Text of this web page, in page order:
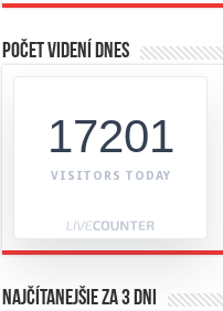
Počet videní dnes
17201
VISITORS TODAY
Najčítanejšie za 3 dni